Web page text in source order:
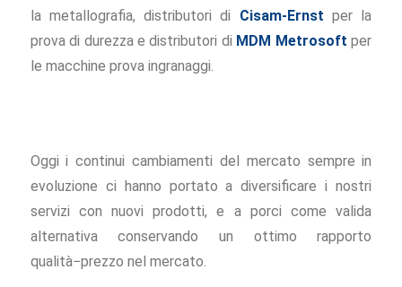
la metallografia, distributori di Cisam-Ernst per la
prova di durezza e distributori di MDM Metrosoft per
le macchine prova ingranaggi.
Oggi i continui cambiamenti del mercato sempre in
evoluzione ci hanno portato a diversificare i nostri
servizi con nuovi prodotti, e a porci come valida
alternativa conservando un ottimo rapporto
qualità−prezzo nel mercato.